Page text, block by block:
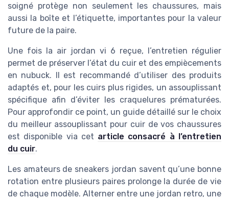
soigné protège non seulement les chaussures, mais
aussi la boîte et l’étiquette, importantes pour la valeur
future de la paire.
Une fois la air jordan vi 6 reçue, l’entretien régulier
permet de préserver l’état du cuir et des empiècements
en nubuck. Il est recommandé d’utiliser des produits
adaptés et, pour les cuirs plus rigides, un assouplissant
spécifique afin d’éviter les craquelures prématurées.
Pour approfondir ce point, un guide détaillé sur le choix
du meilleur assouplissant pour cuir de vos chaussures
est disponible via cet article consacré à l’entretien
du cuir.
Les amateurs de sneakers jordan savent qu’une bonne
rotation entre plusieurs paires prolonge la durée de vie
de chaque modèle. Alterner entre une jordan retro, une